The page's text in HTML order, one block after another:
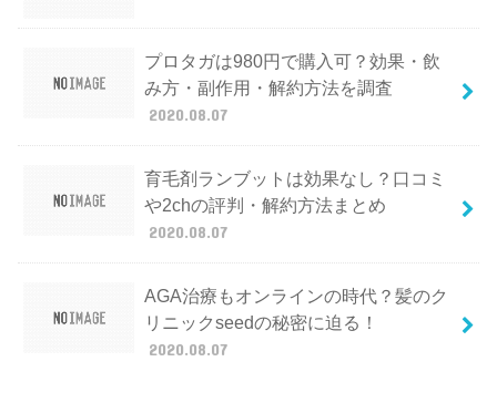
プロタガは980円で購入可？効果・飲
み方・副作用・解約方法を調査
2020.08.07
育毛剤ランブットは効果なし？口コミ
や2chの評判・解約方法まとめ
2020.08.07
AGA治療もオンラインの時代？髪のク
リニックseedの秘密に迫る！
2020.08.07